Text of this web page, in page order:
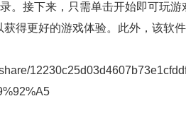
。接下来，只需单击开始即可玩游
得更好的游戏体验。此外，该软